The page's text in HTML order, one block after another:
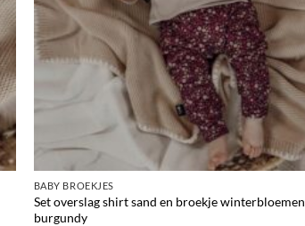
BABY BROEKJES
Set overslag shirt sand en broekje winterbloemen
burgundy